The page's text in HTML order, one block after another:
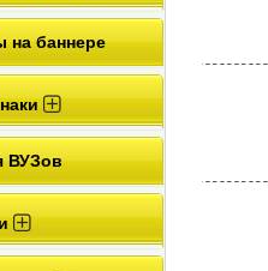
на баннере
ВУЗов